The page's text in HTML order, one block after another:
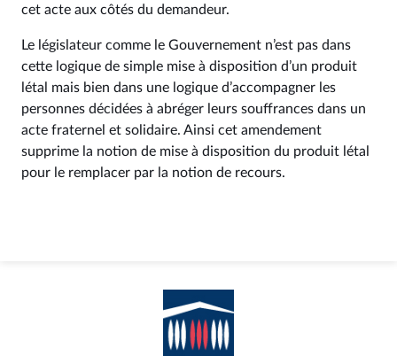
cet acte aux côtés du demandeur.
Le législateur comme le Gouvernement n’est pas dans
cette logique de simple mise à disposition d’un produit
létal mais bien dans une logique d’accompagner les
personnes décidées à abréger leurs souffrances dans un
acte fraternel et solidaire. Ainsi cet amendement
supprime la notion de mise à disposition du produit létal
pour le remplacer par la notion de recours.